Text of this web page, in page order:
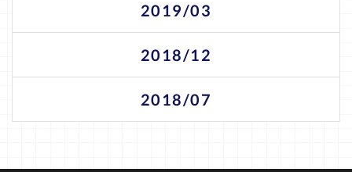
2019/03
2018/12
2018/07